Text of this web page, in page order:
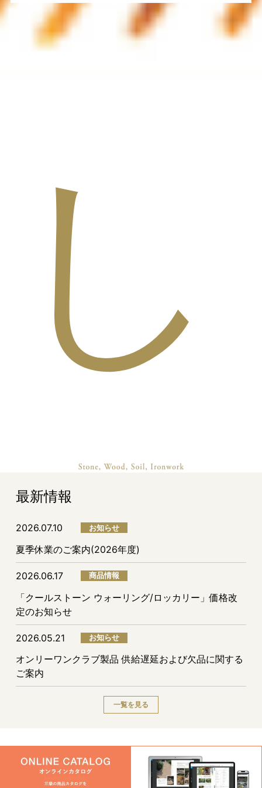
し
最新情報
2026.07.10 お知らせ
夏季休業のご案内(2026年度)
2026.06.17 商品情報
「クールストーン ウォーリング/ロッカリー」価格改
定のお知らせ
2026.05.21 お知らせ
オンリーワンクラブ製品 供給遅延および欠品に関する
ご案内
一覧を見る